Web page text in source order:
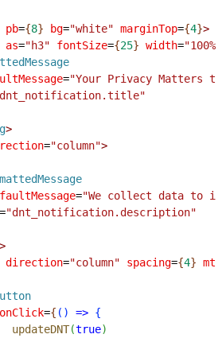
pb={8} bg="white" marginTop={4}>
as="h3" fontSize={25} width="100%"
="Your Privacy Matters
>
="column">
="We collect data to
="dnt_notification.description"
>
direction="column" spacing={4} mt
={ ( ) => {
updateDNT
(true)